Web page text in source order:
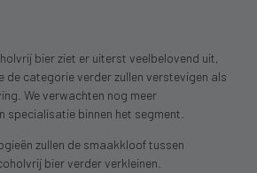
bier ziet er uiterst veelbelovend uit,
de categorie verder zullen verstevigen als
We verwachten nog meer
specialisatie binnen het segment.
zullen de smaakkloof tussen
bier verder verkleinen.